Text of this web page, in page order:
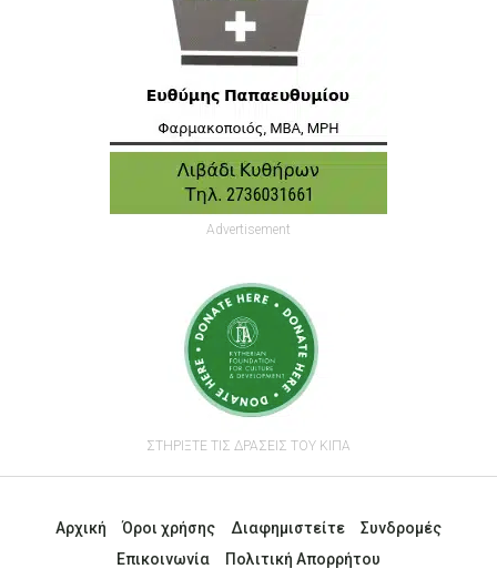
Advertisement
ΣΤΗΡΙΞΤΕ ΤΙΣ ΔΡΑΣΕΙΣ ΤΟΥ ΚΙΠΑ
Αρχική Όροι χρήσης Διαφημιστείτε
Συνδρομές
Επικοινωνία
Πολιτική Απορρήτου